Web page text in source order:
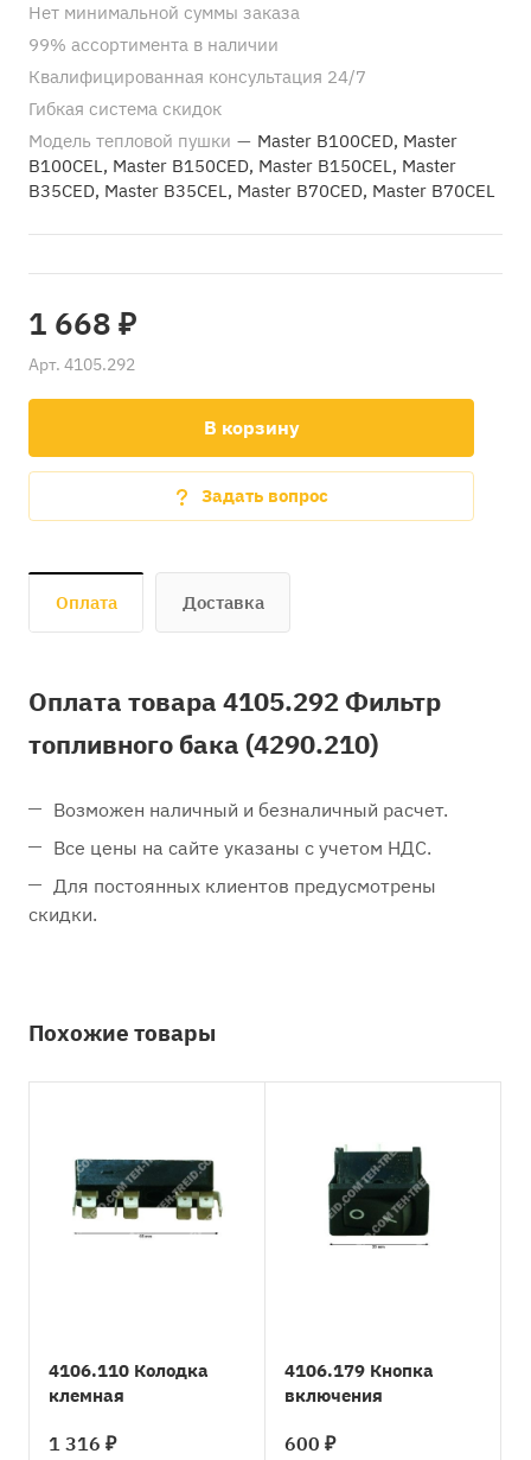
Нет минимальной суммы заказа
99% ассортимента в наличии
Квалифицированная консультация 24/7
Гибкая система скидок
Модель тепловой пушки — Master B100CED, Master
B100CEL, Master B150CED, Master B150CEL, Master
B35CED, Master B35CEL, Master B70CED, Master B70CEL
1 668 ₽
Арт. 4105.292
В корзину
Задать вопрос
Оплата Доставка
Оплата товара 4105.292 Фильтр
топливного бака (4290.210)
Возможен наличный и безналичный расчет.
Все цены на сайте указаны с учетом НДС.
Для постоянных клиентов предусмотрены
скидки.
Похожие товары
4106.110 Колодка
клемная
1 316 ₽
4106.179 Кнопка
включения
600 ₽